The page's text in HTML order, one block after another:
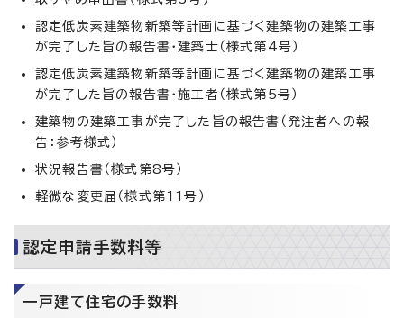
認定低炭素建築物新築等計画に基づく建築物の建築工事
が完了した旨の報告書・建築士（様式第4号）
認定低炭素建築物新築等計画に基づく建築物の建築工事
が完了した旨の報告書・施工者（様式第5号）
建築物の建築工事が完了した旨の報告書（発注者への報
告：参考様式）
状況報告書（様式第8号）
軽微な変更届（様式第11号）
認定申請手数料等
一戸建て住宅の手数料